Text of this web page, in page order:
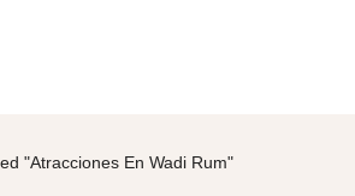
"atracciones En Wadi Rum"